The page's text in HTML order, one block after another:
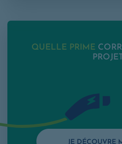
QUELLE PRIME
JE DÉCOUVRE